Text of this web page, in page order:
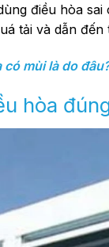
điều hòa
tải và dẫn đến
có mùi là do
hòa